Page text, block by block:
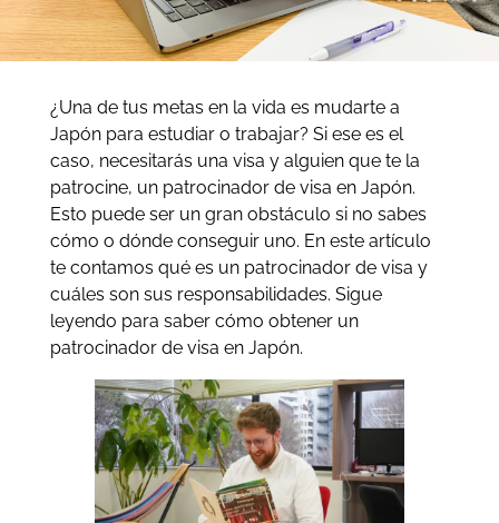
¿Una de tus metas en la vida es mudarte a
Japón para estudiar o trabajar? Si ese es el
caso, necesitarás una visa y alguien que te la
patrocine, un patrocinador de visa en Japón.
Esto puede ser un gran obstáculo si no sabes
cómo o dónde conseguir uno. En este artículo
te contamos qué es un patrocinador de visa y
cuáles son sus responsabilidades. Sigue
leyendo para saber cómo obtener un
patrocinador de visa en Japón.